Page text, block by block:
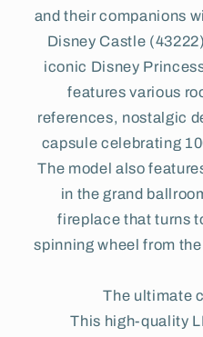
and their companions
Disney Castle
iconic Disney
features various
references, nostalgic
capsule celebrating
The model also
in the grand
fireplace that turns
spinning wheel from
The ultimate
This high-quality